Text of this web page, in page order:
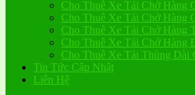
Cho Thuê Xe Tải Chở Hàng
Cho Thuê Xe Tải Chở Hàng
Cho Thuê Xe Tải Chở Hàng
Cho Thuê Xe Tải Chở Hàng
Cho Thuê Xe Tải Thùng Dài
Tin Tức Cập Nhật
Liên Hệ